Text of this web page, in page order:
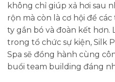
không chỉ giúp xả hơi sau
rộn mà còn là cơ hội để
ty gắn bó và đoàn kết hơn.
trong tổ chức sự kiện, Silk
Spa sẽ đồng hành cùng
buổi team building đáng